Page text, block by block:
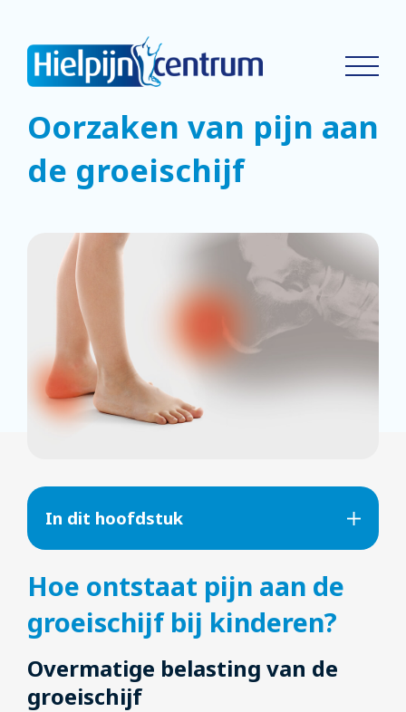
Oorzaken van pijn aan
de groeischijf
In dit hoofdstuk
Hoe ontstaat pijn aan de
groeischijf bij kinderen?
Overmatige belasting van de
groeischijf